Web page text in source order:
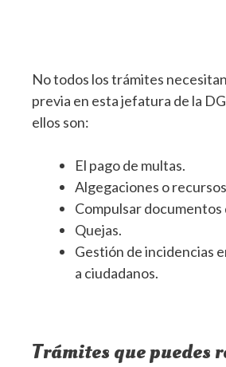
No todos los trámites
previa en esta jefatura de la
ellos son:
El pago de multas.
Algegaciones o
Compulsar documentos
Quejas.
Gestión de incidencias
a ciudadanos.
Trámites que puedes